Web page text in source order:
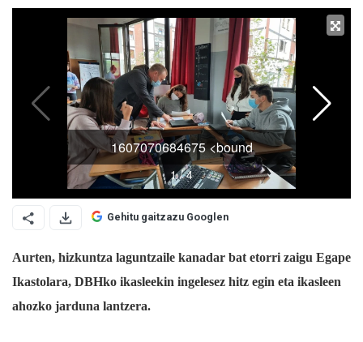
Gehitu gaitzazu Googlen
Aurten, hizkuntza laguntzaile kanadar bat etorri zaigu Egape
Ikastolara, DBHko ikasleekin ingelesez hitz egin eta ikasleen
ahozko jarduna lantzera.